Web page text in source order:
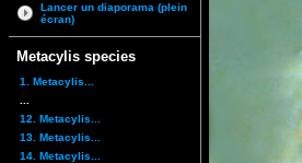
Lancer un diaporama (plein
écran)
Metacylis species
1. Metacylis...
12. Metacylis...
13. Metacylis...
14. Metacylis...